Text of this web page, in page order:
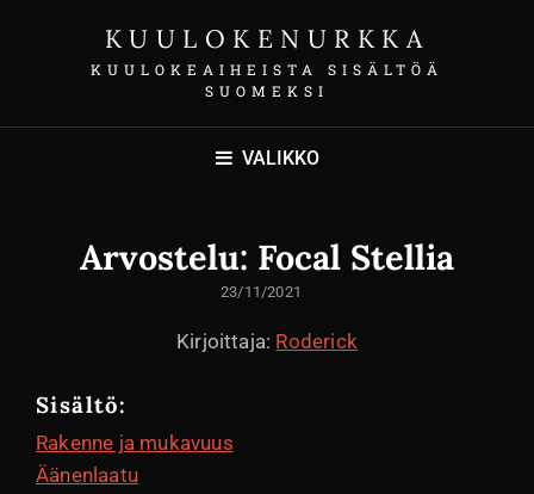
KUULOKENURKKA
KUULOKEAIHEISTA SISÄLTÖÄ
SUOMEKSI
VALIKKO
Arvostelu: Focal Stellia
LÄHETETTY
23/11/2021
Kirjoittaja: Roderick
Sisältö:
Rakenne ja mukavuus
Äänenlaatu